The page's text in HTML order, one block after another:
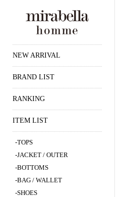
NEW ARRIVAL
BRAND LIST
RANKING
ITEM LIST
TOPS
JACKET / OUTER
BOTTOMS
BAG / WALLET
SHOES